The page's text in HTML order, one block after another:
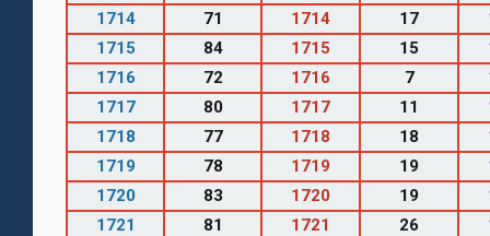
1714
71 1714 17
1715
84 1715 15
1716
72 1716 7
1717
80 1717 11
1718
77 1718 18
1719
78 1719 19
1720
83 1720 19
1721
81 1721 26